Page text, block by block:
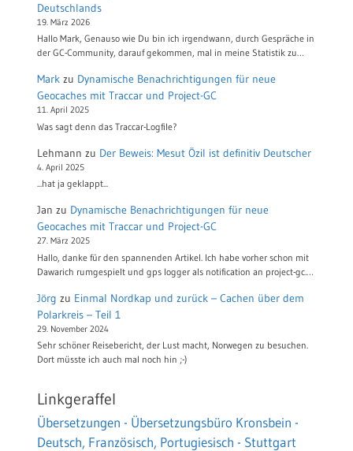
Deutschlands
19. März 2026
Hallo Mark, Genauso wie Du bin ich irgendwann, durch Gespräche in
der GC-Community, darauf gekommen, mal in meine Statistik zu…
Mark zu Dynamische Benachrichtigungen für neue
Geocaches mit Traccar und Project-GC
11. April 2025
Was sagt denn das Traccar-Logfile?
Lehmann zu Der Beweis: Mesut Özil ist definitiv Deutscher
4. April 2025
...hat ja geklappt...
Jan zu Dynamische Benachrichtigungen für neue
Geocaches mit Traccar und Project-GC
27. März 2025
Hallo, danke für den spannenden Artikel. Ich habe vorher schon mit
Dawarich rumgespielt und gps logger als notification an project-gc.…
Jörg zu Einmal Nordkap und zurück – Cachen über dem
Polarkreis – Teil 1
29. November 2024
Sehr schöner Reisebericht, der Lust macht, Norwegen zu besuchen.
Dort müsste ich auch mal noch hin ;-)
Linkgeraffel
Übersetzungen - Übersetzungsbüro Kronsbein -
Deutsch, Französisch, Portugiesisch - Stuttgart